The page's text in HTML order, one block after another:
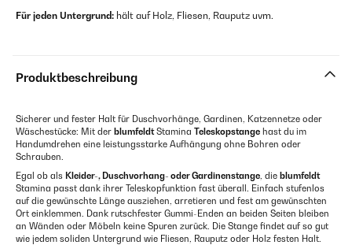
Für jeden Untergrund: hält auf Holz, Fliesen, Rauputz uvm.
Produktbeschreibung
Sicherer und fester Halt für Duschvorhänge, Gardinen, Katzennetze oder
Wäschestücke: Mit der blumfeldtStamina Teleskopstange hast du im
Handumdrehen eine leistungsstarke Aufhängung ohne Bohren oder
Schrauben.
Egal ob als Kleider-, Duschvorhang- oder Gardinenstange, die blumfeldt
Stamina passt dank ihrer Teleskopfunktion fast überall. Einfach stufenlos
auf die gewünschte Länge ausziehen, arretieren und fest am gewünschten
Ort einklemmen. Dank rutschfester Gummi-Enden an beiden Seiten bleiben
an Wänden oder Möbeln keine Spuren zurück. Die Stange findet auf so gut
wie jedem soliden Untergrund wie Fliesen, Rauputz oder Holz festen Halt.